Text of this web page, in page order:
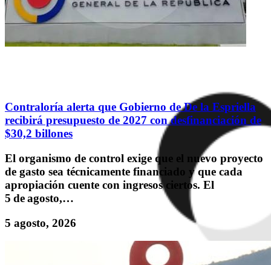
Contraloría alerta que Gobierno de De la Espriella
recibirá presupuesto de 2027 con desfinanciación de
$30,2 billones
El organismo de control exige que el nuevo proyecto
de gasto sea técnicamente financiado y que cada
apropiación cuente con ingresos ciertos. El
5 de agosto,…
5 agosto, 2026